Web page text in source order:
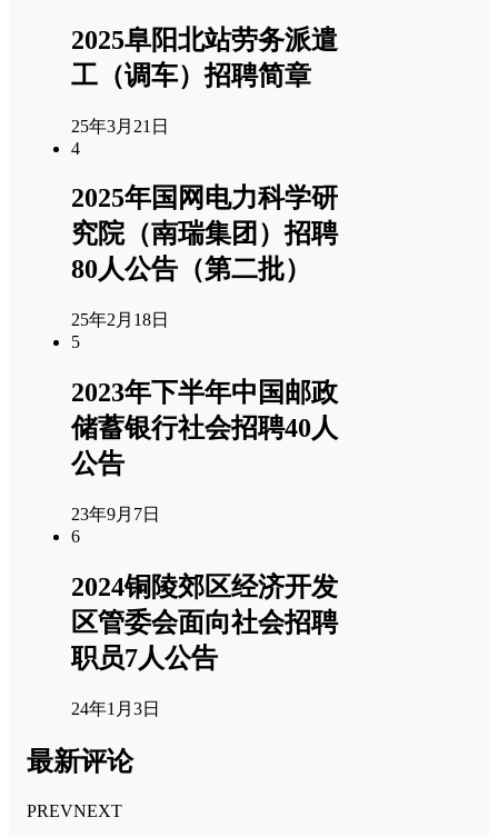
2025阜阳北站劳务派遣
工（调车）招聘简章
25年3月21日
4
2025年国网电力科学研
究院（南瑞集团）招聘
80人公告（第二批）
25年2月18日
5
2023年下半年中国邮政
储蓄银行社会招聘40人
公告
23年9月7日
6
2024铜陵郊区经济开发
区管委会面向社会招聘
职员7人公告
24年1月3日
最新评论
PREVNEXT